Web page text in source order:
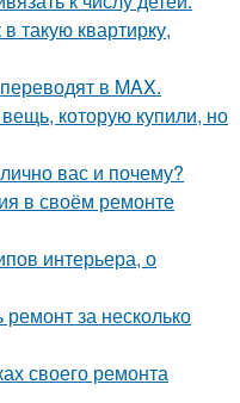
такую квартирку,
в MAX.
которую купили, но
вас и почему?
в своём ремонте
интерьера, о
за несколько
своего ремонта